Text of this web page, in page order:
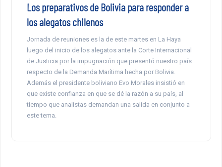
Los preparativos de Bolivia para responder a
los alegatos chilenos
Jornada de reuniones es la de este martes en La Haya
luego del inicio de los alegatos ante la Corte Internacional
de Justicia por la impugnación que presentó nuestro país
respecto de la Demanda Marítima hecha por Bolivia.
Además el presidente boliviano Evo Morales insistió en
que existe confianza en que se dé la razón a su país, al
tiempo que analistas demandan una salida en conjunto a
este tema.